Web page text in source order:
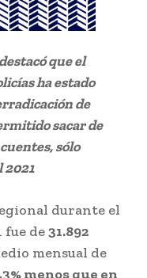
que el
ha estado
de
sacar de
sólo
durante el
fue de31.892
mensual de
menos que en